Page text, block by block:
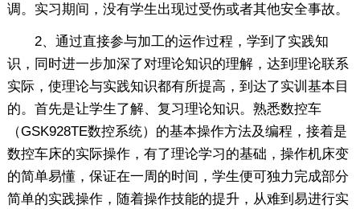
调。实习期间，没有学生出现过受伤或者其他安全事故。
2、通过直接参与加工的运作过程，学到了实践知
识，同时进一步加深了对理论知识的理解，达到理论联系
实际，使理论与实践知识都有所提高，到达了实训基本目
的。首先是让学生了解、复习理论知识。熟悉数控车
（GSK928TE数控系统）的基本操作方法及编程，接着是
数控车床的实际操作，有了理论学习的基础，操作机床变
的简单易懂，保证在一周的时间，学生便可独力完成部分
简单的实践操作，随着操作技能的提升，从难到易进行实